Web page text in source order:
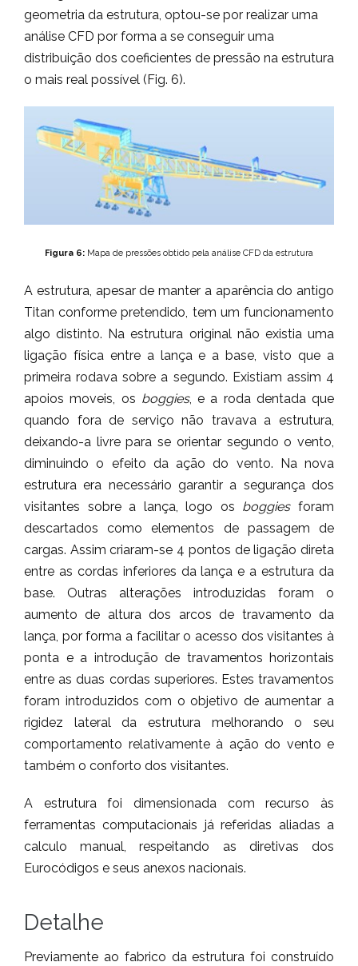
geometria da estrutura, optou-se por realizar uma
análise CFD por forma a se conseguir uma
distribuição dos coeficientes de pressão na estrutura
o mais real possível (Fig. 6).
Figura 6: Mapa de pressões obtido pela análise CFD da estrutura
A estrutura, apesar de manter a aparência do antigo
Titan conforme pretendido, tem um funcionamento
algo distinto. Na estrutura original não existia uma
ligação física entre a lança e a base, visto que a
primeira rodava sobre a segundo. Existiam assim 4
apoios moveis, os boggies, e a roda dentada que
quando fora de serviço não travava a estrutura,
deixando-a livre para se orientar segundo o vento,
diminuindo o efeito da ação do vento. Na nova
estrutura era necessário garantir a segurança dos
visitantes sobre a lança, logo os boggiesforam
descartados como elementos de passagem de
cargas. Assim criaram-se 4 pontos de ligação direta
entre as cordas inferiores da lança e a estrutura da
base. Outras alterações introduzidas foram o
aumento de altura dos arcos de travamento da
lança, por forma a facilitar o acesso dos visitantes à
ponta e a introdução de travamentos horizontais
entre as duas cordas superiores. Estes travamentos
foram introduzidos com o objetivo de aumentar a
rigidez lateral da estrutura melhorando o seu
comportamento relativamente à ação do vento e
também o conforto dos visitantes.
A estrutura foi dimensionada com recurso às
ferramentas computacionais já referidas aliadas a
calculo manual, respeitando as diretivas dos
Eurocódigos e seus anexos nacionais.
Detalhe
Previamente ao fabrico da estrutura foi construído